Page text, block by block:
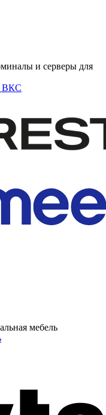
и серверы для
ВКС
мебель